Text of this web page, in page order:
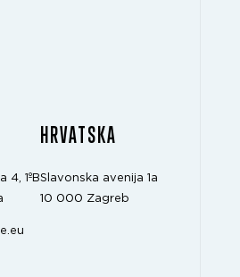
4, 1ºB
HRVATSKA
Slavonska avenija 1a
10 000 Zagreb